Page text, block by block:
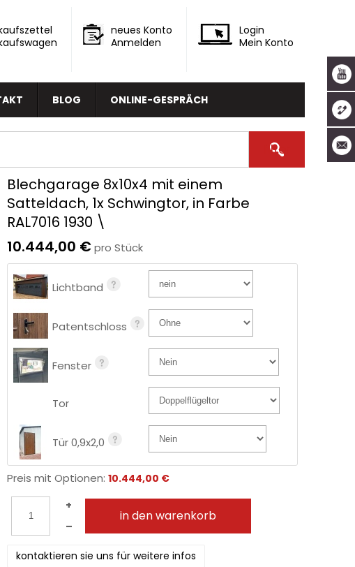
neues Konto
Anmelden
Login
Mein Konto
BLOG ONLINE-GESPRÄCH
Blechgarage 8x10x4 mit einem
Satteldach, 1x Schwingtor, in Farbe
RAL7016 1930 \
10.444,00 €pro Stück
Lichtband
Patentschloss
Fenster
Tor
Tür 0,9x2,0
Preis mit Optionen: 10.444,00 €
+
–
in den warenkorb
kontaktieren sie uns für weitere infos